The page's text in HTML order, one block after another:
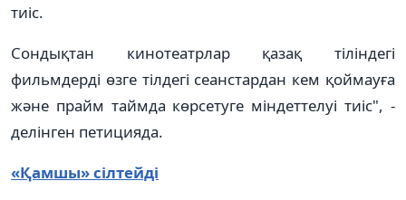
тиiс.
Сондықтан кинотеатрлар қазақ тіліндегі
фильмдерді өзге тілдегі сеанстардан кем қоймауға
және прайм таймда көрсетуге міндеттелуі тиіс", -
делінген петицияда.
«Қамшы» сілтейді